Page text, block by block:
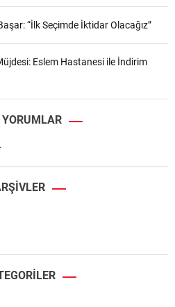
“İlk Seçimde İktidar Olacağız”
Eslem Hastanesi ile İndirim
YORUMLAR